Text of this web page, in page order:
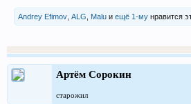
Andrey Efimov ALG Malu и ещё 1-му нравится
Артём Сорокин
старожил